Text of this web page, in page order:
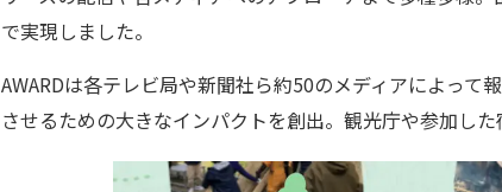
で実現しました。
AWARDは各テレビ局や新聞社ら約50のメディアによって
させるための大きなインパクトを創出。観光庁や参加し